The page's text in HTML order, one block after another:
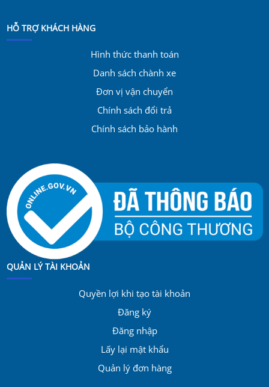
HỖ TRỢ KHÁCH HÀNG
Hình thức thanh toán
Danh sách chành xe
Đơn vị vận chuyển
Chính sách đổi trả
Chính sách bảo hành
QUẢN LÝ TÀI KHOẢN
Quyền lợi khi tạo tài khoản
Đăng ký
Đăng nhập
Lấy lại mật khẩu
Quản lý đơn hàng